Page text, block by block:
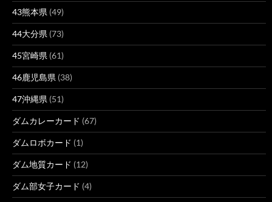
43熊本県 (49)
44大分県 (73)
45宮崎県 (61)
46鹿児島県 (38)
47沖縄県 (51)
ダムカレーカード (67)
ダムロボカード (1)
ダム地質カード (12)
ダム部女子カード (4)